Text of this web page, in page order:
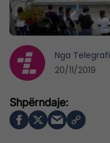
Nga Telegrafi
20/11/2019